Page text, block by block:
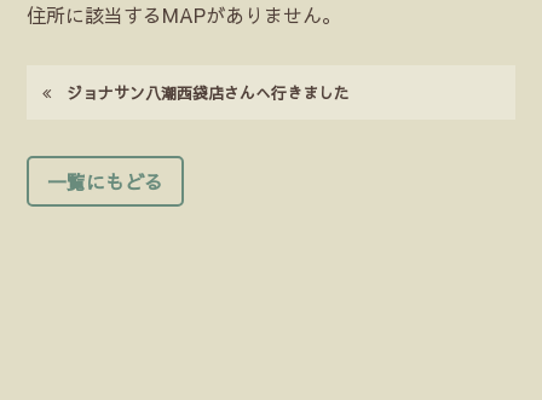
住所に該当するMAPがありません。
ジョナサン八潮西袋店さんへ行きました
一覧にもどる